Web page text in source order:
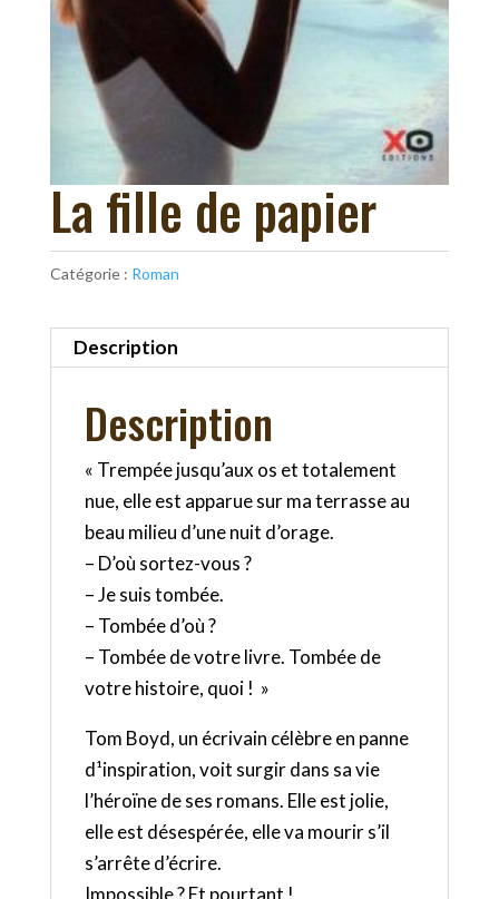
La fille de papier
Catégorie : Roman
Description
Description
« Trempée jusqu’aux os et totalement
nue, elle est apparue sur ma terrasse au
beau milieu d’une nuit d’orage.
– D’où sortez-vous ?
– Je suis tombée.
– Tombée d’où ?
– Tombée de votre livre. Tombée de
votre histoire, quoi ! »
Tom Boyd, un écrivain célèbre en panne
d¹inspiration, voit surgir dans sa vie
l’héroïne de ses romans. Elle est jolie,
elle est désespérée, elle va mourir s’il
s’arrête d’écrire.
Impossible ? Et pourtant !